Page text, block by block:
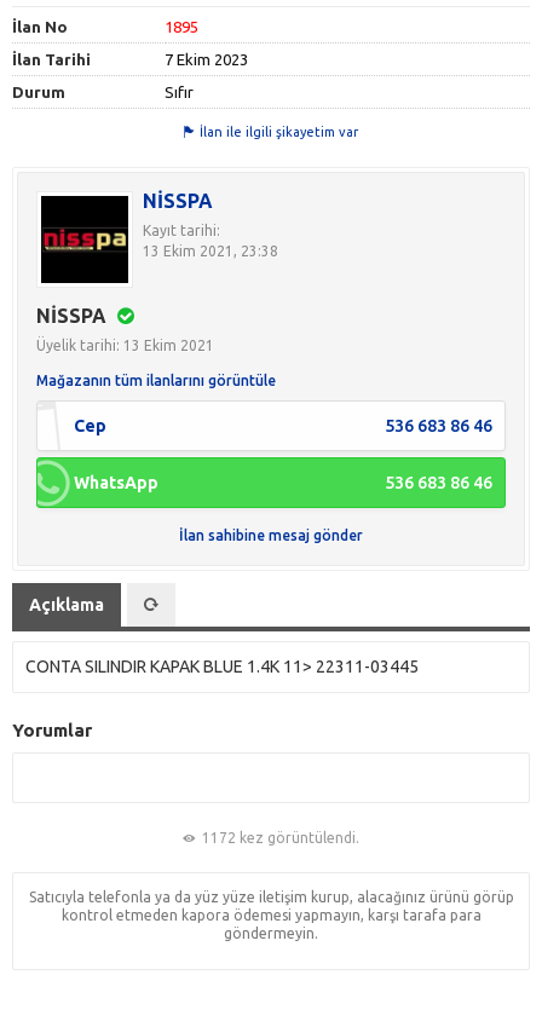
İlan No
1895
İlan Tarihi
7 Ekim 2023
Durum
Sıfır
İlan ile ilgili şikayetim var
NİSSPA
Kayıt tarihi:
13 Ekim 2021, 23:38
NİSSPA
Üyelik tarihi: 13 Ekim 2021
Mağazanın tüm ilanlarını görüntüle
Cep 536 683 86 46
WhatsApp 536 683 86 46
İlan sahibine mesaj gönder
Açıklama
CONTA SILINDIR KAPAK BLUE 1.4K 11> 22311-03445
Yorumlar
1172 kez görüntülendi.
Satıcıyla telefonla ya da yüz yüze iletişim kurup, alacağınız ürünü görüp
kontrol etmeden kapora ödemesi yapmayın, karşı tarafa para
göndermeyin.